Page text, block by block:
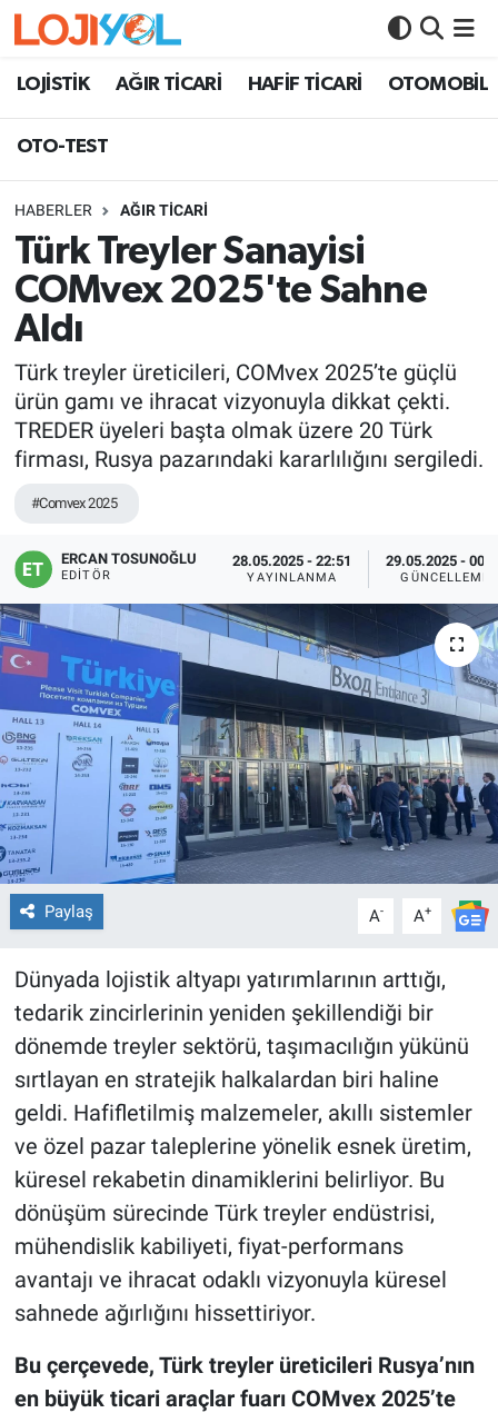
LOJİSTİK AĞIR TİCARİ HAFİF TİCARİ OTOMOBİL
OTO-TEST
HABERLER AĞIR TİCARİ
Türk Treyler Sanayisi
COMvex 2025'te Sahne
Aldı
Türk treyler üreticileri, COMvex 2025’te güçlü
ürün gamı ve ihracat vizyonuyla dikkat çekti.
TREDER üyeleri başta olmak üzere 20 Türk
firması, Rusya pazarındaki kararlılığını sergiledi.
#Comvex 2025
ERCAN TOSUNOĞLU
EDITÖR
28.05.2025 - 22:51
YAYINLANMA
29.05.2025 -
GÜNCELLEME
Paylaş A- A+
Dünyada lojistik altyapı yatırımlarının arttığı,
tedarik zincirlerinin yeniden şekillendiği bir
dönemde treyler sektörü, taşımacılığın yükünü
sırtlayan en stratejik halkalardan biri haline
geldi. Hafifletilmiş malzemeler, akıllı sistemler
ve özel pazar taleplerine yönelik esnek üretim,
küresel rekabetin dinamiklerini belirliyor. Bu
dönüşüm sürecinde Türk treyler endüstrisi,
mühendislik kabiliyeti, fiyat-performans
avantajı ve ihracat odaklı vizyonuyla küresel
sahnede ağırlığını hissettiriyor.
Bu çerçevede, Türk treyler üreticileri Rusya’nın
en büyük ticari araçlar fuarıCOMvex 2025’te
OTO-TEST